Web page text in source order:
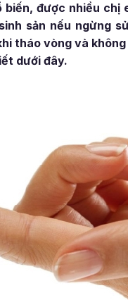
được nhiều
sản nếu ngừng
tháo vòng và
dưới đây.